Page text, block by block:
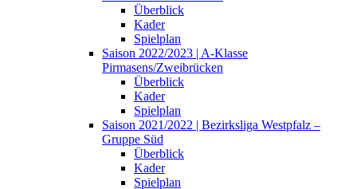
Überblick
Kader
Spielplan
Saison 2022/2023 | A-Klasse
Pirmasens/Zweibrücken
Überblick
Kader
Spielplan
Saison 2021/2022 | Bezirksliga Westpfalz –
Gruppe Süd
Überblick
Kader
Spielplan